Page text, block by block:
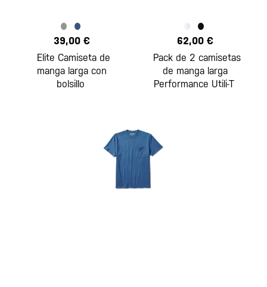
39,00 €
Elite Camiseta de
manga larga con
bolsillo
62,00 €
Pack de 2 camisetas
de manga larga
Performance Utili-T